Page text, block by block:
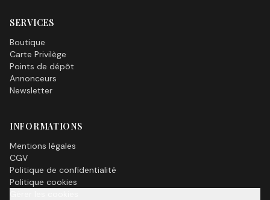
SERVICES
Boutique
Carte Privilège
Points de dépôt
Annonceurs
Newsletter
INFORMATIONS
Mentions légales
CGV
Politique de confidentialité
Politique cookies